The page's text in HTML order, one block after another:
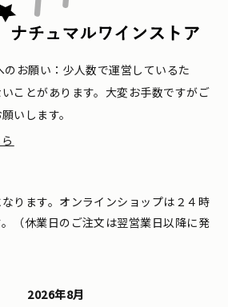
のお願い：少人数で運営しているた
ことがあります。大変お手数ですがご
いします。
ります。オンラインショップは２４時
（休業日のご注文は翌営業日以降に発
2026年8月